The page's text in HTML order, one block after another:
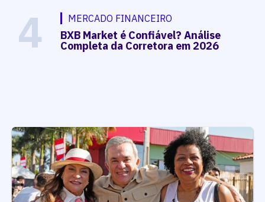
4 MERCADO FINANCEIRO
BXB Market é Confiável? Análise
Completa da Corretora em 2026